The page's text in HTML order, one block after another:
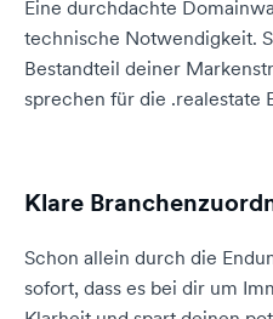
Eine durchdachte
technische Notwendigkeit.
Bestandteil deiner
sprechen für die .realestate
Klare
Schon allein durch die
sofort, dass es bei dir um